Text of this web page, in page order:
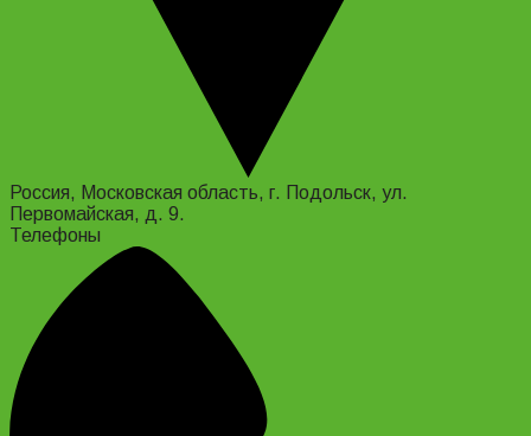
Россия, Московская область, г. Подольск, ул.
Первомайская, д. 9.
Телефоны